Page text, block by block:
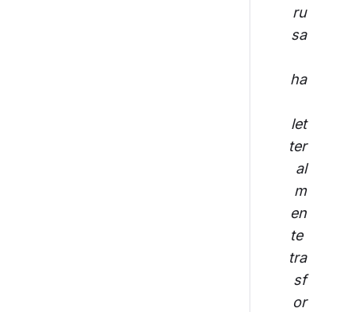
ru
sa
ha
let
ter
al
m
en
te
tra
sf
or